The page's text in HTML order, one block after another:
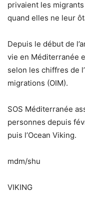
privaient les
quand elles ne leur
Depuis le début de
vie en Méditerranée
selon les chiffres de
migrations (OIM).
SOS Méditerranée
personnes depuis
puis l’Ocean Viking.
mdm/shu
VIKING